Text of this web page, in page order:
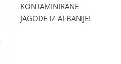
KONTAMINIRANE
JAGODE IZ ALBANIJE!